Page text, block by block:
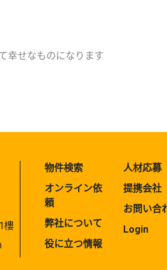
幸せなものになります
樓
物件検索
オンライン依
頼
弊社について
役に立つ情報
人材応募
提携会社
お問い合
Login